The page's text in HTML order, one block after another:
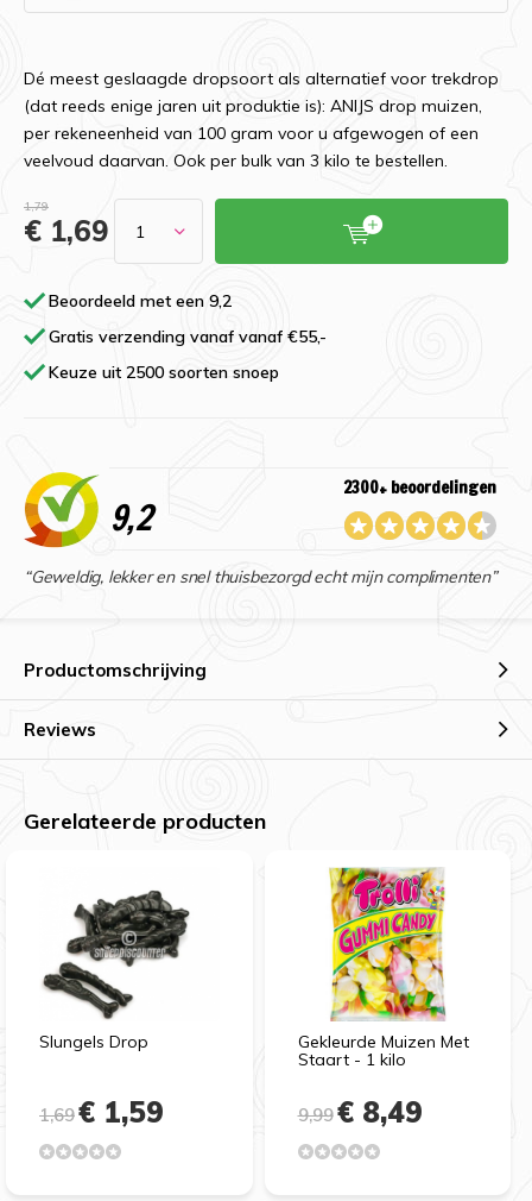
Dé meest geslaagde dropsoort als alternatief voor trekdrop
(dat reeds enige jaren uit produktie is): ANIJS drop muizen,
per rekeneenheid van 100 gram voor u afgewogen of een
veelvoud daarvan. Ook per bulk van 3 kilo te bestellen.
1,79
€ 1,69
Beoordeeld met een 9,2
Gratis verzending vanaf vanaf €55,-
Keuze uit 2500 soorten snoep
9,2
2300+ beoordelingen
“Geweldig, lekker en snel thuisbezorgd echt mijn complimenten”
Productomschrijving
Reviews
Gerelateerde producten
Slungels Drop
1,69€ 1,59
Gekleurde Muizen Met
Staart - 1 kilo
9,99€ 8,49